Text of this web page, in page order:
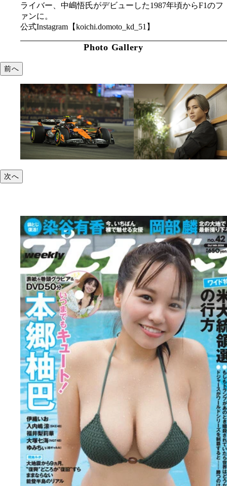
ライバー、中嶋悟氏がデビューした1987年頃からF1のフ
ァンに。
公式Instagram【koichi.domoto_kd_51】
Photo Gallery
前へ
次へ